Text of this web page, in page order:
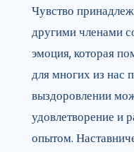
Чувство
другими членами
эмоция, которая
для многих из нас
выздоровлении
удовлетворение
опытом.